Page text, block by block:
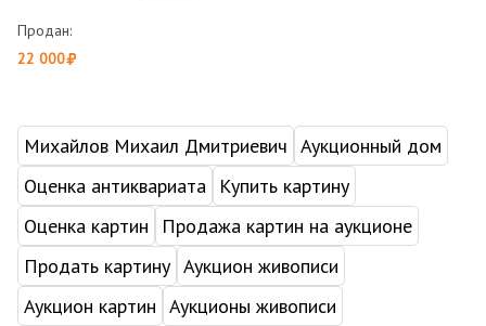
Продан:
22 000
Михайлов Михаил Дмитриевич Аукционный дом
Оценка антиквариата
Купить картину
Оценка картин
Продажа картин на аукционе
Продать картину Аукцион живописи
Аукцион картин Аукционы живописи